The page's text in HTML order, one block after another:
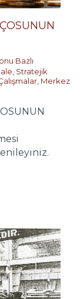
Bazlı
Stratejik
Merkez